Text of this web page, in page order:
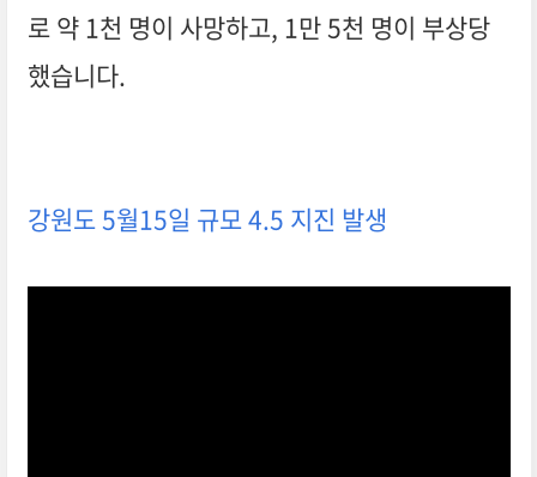
로 약 1천 명이 사망하고, 1만 5천 명이 부상당
했습니다.
강원도 5월15일 규모 4.5 지진 발생